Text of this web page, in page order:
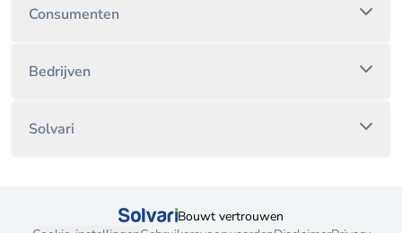
Consumenten
Bedrijven
Solvari
Bouwt vertrouwen